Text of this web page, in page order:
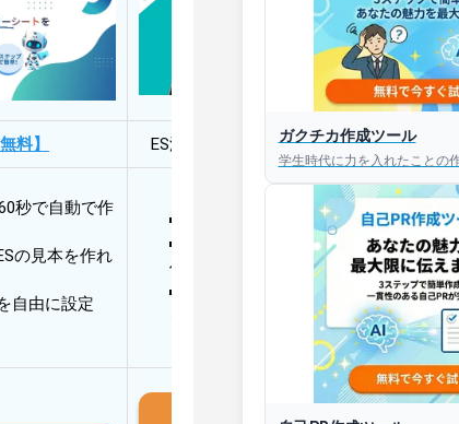
料】 ES添削・面接対策アプリ【無料】
秒で自動で作
の見本を作れ
自由に設定
30秒以内にあなたのESを添削
30秒以内にあなただけのESを
作成
AIと対話して面接練習ができ
iOS版はこちら
ガクチカ作成ツール
学生時代に力を入れたことの